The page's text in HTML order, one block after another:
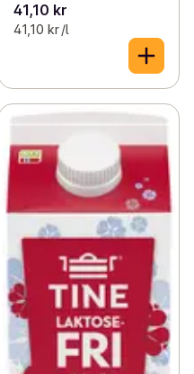
41,10 kr
41,10 kr /l